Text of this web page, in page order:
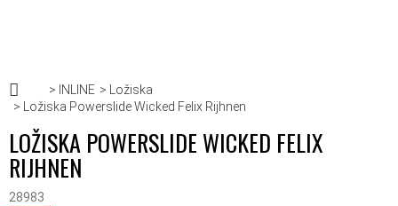
DomůINLINE
Ložiska
Ložiska Powerslide Wicked Felix Rijhnen
LOŽISKA POWERSLIDE WICKED FELIX
RIJHNEN
28983